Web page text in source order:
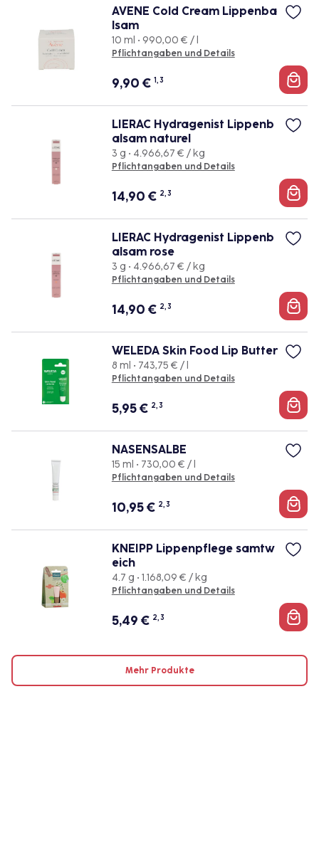
AVENE Cold Cream Lippenba
lsam
10 ml • 990,00 € / l
Pflichtangaben und Details
9,90 € 1, 3
LIERAC Hydragenist Lippenb
alsam naturel
3 g • 4.966,67 € / kg
Pflichtangaben und Details
14,90 € 2, 3
LIERAC Hydragenist Lippenb
alsam rose
3 g • 4.966,67 € / kg
Pflichtangaben und Details
14,90 € 2, 3
WELEDA Skin Food Lip Butter
8 ml • 743,75 € / l
Pflichtangaben und Details
5,95€ 2, 3
NASENSALBE
15 ml • 730,00 € / l
Pflichtangaben und Details
10,95€ 2, 3
KNEIPP Lippenpflege samtw
eich
4.7 g • 1.168,09 € / kg
Pflichtangaben und Details
5,49 € 2, 3
Mehr Produkte